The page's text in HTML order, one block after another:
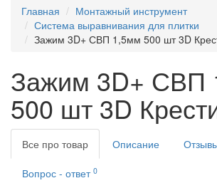
Главная
Монтажный инструмент
Система выравнивания для плитки
Зажим 3D+ СВП 1,5мм 500 шт 3D
Зажим 3D+ СВП
500 шт 3D
Все про товар Описание
Вопрос - ответ 0